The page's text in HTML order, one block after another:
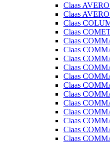
Claas
Claas
Claas
Claas
Claas
Claas
Claas
Claas
Claas
Claas
Claas
Claas
Claas
Claas
Claas
Claas